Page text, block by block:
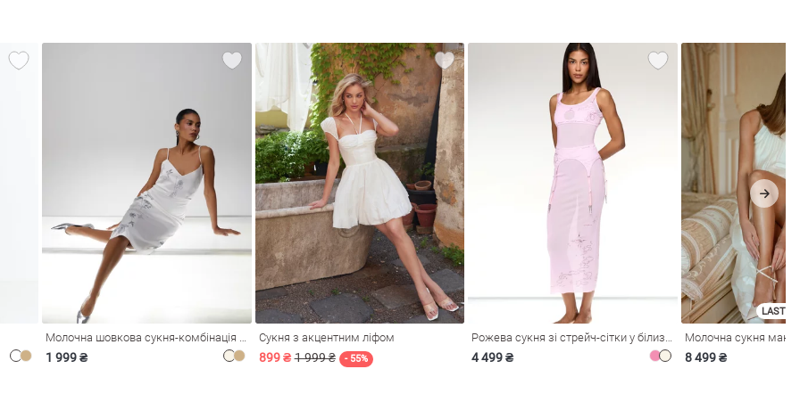
1 999 ₴
Сукня з акцентним ліфом
899 ₴ 1 999 ₴ - 55% 4 499 ₴
LAST
8 499 ₴